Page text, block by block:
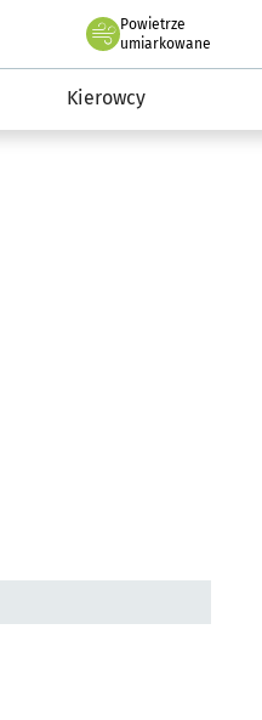
Powietrze
we Wrocławiu
umiarkowane
Kierowcy